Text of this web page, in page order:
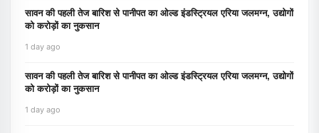
सावन की पहली तेज बारिश से पानीपत का ओल्ड इंडस्ट्रियल एरिया जलमग्न, उद्योगों
को करोड़ों का नुकसान
1 day ago
सावन की पहली तेज बारिश से पानीपत का ओल्ड इंडस्ट्रियल एरिया जलमग्न, उद्योगों
को करोड़ों का नुकसान
1 day ago